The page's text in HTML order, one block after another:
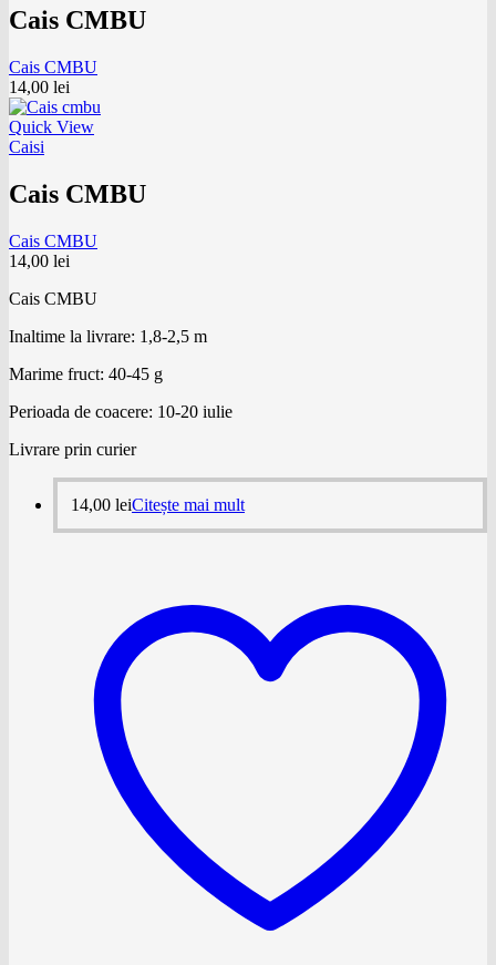
Cais CMBU
Cais CMBU
14,00 lei
Quick View
Caisi
Cais CMBU
Cais CMBU
14,00 lei
Cais CMBU
Inaltime la livrare: 1,8-2,5 m
Marime fruct: 40-45 g
Perioada de coacere: 10-20 iulie
Livrare prin curier
14,00 leiCitește mai mult